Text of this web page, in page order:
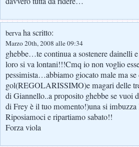
bervaha scritto:
Marzo 20th, 2008 alle 09:34
ghebbe…te continua a sostenere dainelli
loro si va lontani!!!Cmq io non voglio
pessimista…abbiamo giocato male ma se
gol(REGOLARISSIMO)e magari delle
di Giannello..a proposito ghebbe se vuoi
di Frey è il tuo momento!)una si
Riposiamoci e ripartiamo sabato!!
Forza viola